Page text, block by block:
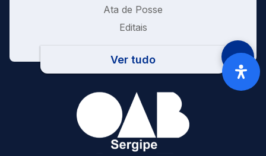
Ata de Posse
Editais
Ver tudo